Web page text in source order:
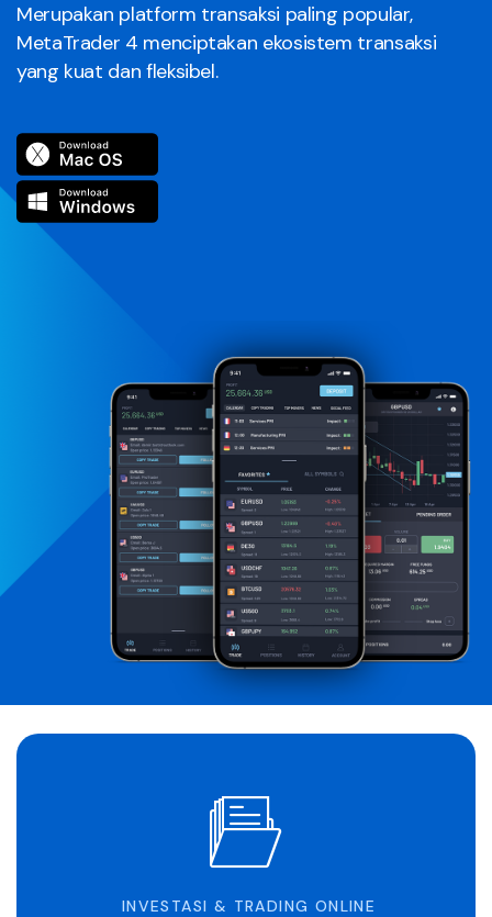
Merupakan platform transaksi paling popular,
MetaTrader 4 menciptakan ekosistem transaksi
yang kuat dan fleksibel.
INVESTASI & TRADING ONLINE